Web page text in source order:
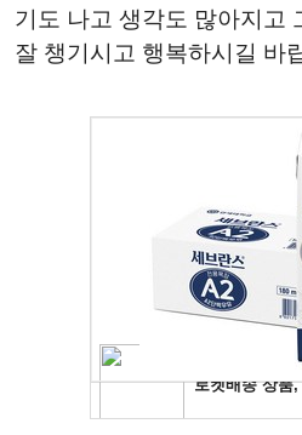
기도 나고 생각도 많아지고
잘 챙기시고 행복하시길 바